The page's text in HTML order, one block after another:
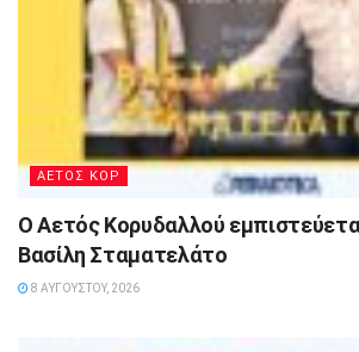
ΑΕΤΟΣ ΚΟΡ
Ο Αετός Κορυδαλλού
Βασίλη Σταματελάτο
8 ΑΥΓΟΎΣΤΟΥ, 2026